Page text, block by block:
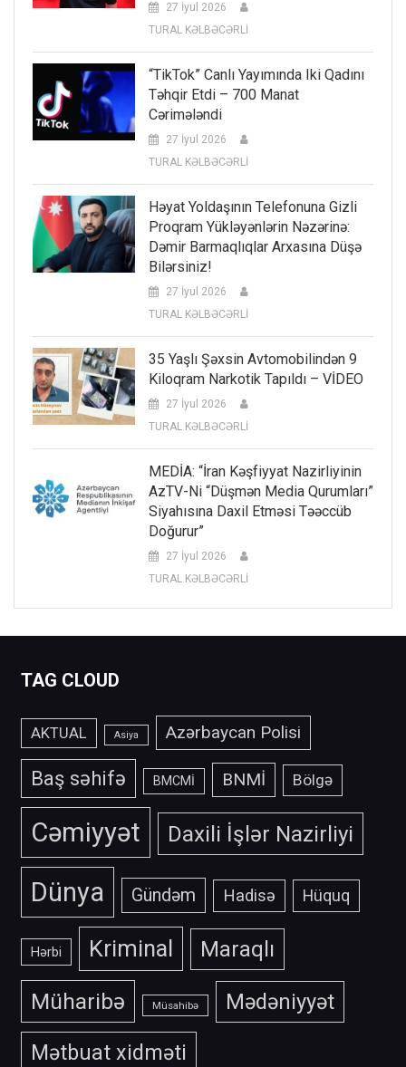
27 İyul 2026
TURAL KƏLBƏCƏRLİ
“TikTok” Canlı Yayımında Iki Qadını
Təhqir Etdi – 700 Manat
Cərimələndi
27 İyul 2026
TURAL KƏLBƏCƏRLİ
Həyat Yoldaşının Telefonuna Gizli
Proqram Yükləyənlərin Nəzərinə:
Dəmir Barmaqlıqlar Arxasına Düşə
Bilərsiniz!
27 İyul 2026
TURAL KƏLBƏCƏRLİ
35 Yaşlı Şəxsin Avtomobilindən 9
Kiloqram Narkotik Tapıldı – VİDEO
27 İyul 2026
TURAL KƏLBƏCƏRLİ
MEDİA: “İran Kəşfiyyat Nazirliyinin
AzTV-Ni “düşmən Media Qurumları”
Siyahısına Daxil Etməsi Təəccüb
Doğurur”
27 İyul 2026
TURAL KƏLBƏCƏRLİ
TAG CLOUD
AKTUAL Asiya Azərbaycan Polisi
Baş səhifə BMCMİ BNMİ Bölgə
Cəmiyyət Daxili İşlər Nazirliyi
Dünya Gündəm Hadisə Hüquq
Hərbi Kriminal Maraqlı
Müharibə Müsahibə
Mədəniyyət
Mətbuat xidməti